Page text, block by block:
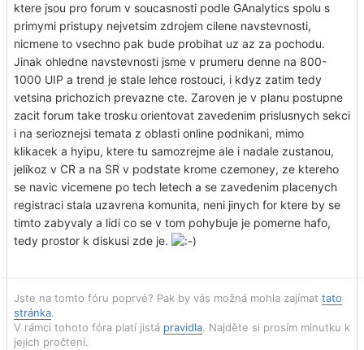
ktere jsou pro forum v soucasnosti podle GAnalytics spolu s
primymi pristupy nejvetsim zdrojem cilene navstevnosti,
nicmene to vsechno pak bude probihat uz az za pochodu.
Jinak ohledne navstevnosti jsme v prumeru denne na 800-
1000 UIP a trend je stale lehce rostouci, i kdyz zatim tedy
vetsina prichozich prevazne cte. Zaroven je v planu postupne
zacit forum take trosku orientovat zavedenim prislusnych sekci
i na serioznejsi temata z oblasti online podnikani, mimo
klikacek a hyipu, ktere tu samozrejme ale i nadale zustanou,
jelikoz v CR a na SR v podstate krome czemoney, ze ktereho
se navic vicemene po tech letech a se zavedenim placenych
registraci stala uzavrena komunita, neni jinych for ktere by se
timto zabyvaly a lidi co se v tom pohybuje je pomerne hafo,
tedy prostor k diskusi zde je.
Jste na tomto fóru poprvé? Pak by vás možná mohla zajímat tato
stránka.
V rámci tohoto fóra platí jistá pravidla. Najděte si prosím minutku k
jejich pročtení.